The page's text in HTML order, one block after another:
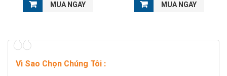
MUA NGAY MUA NGAY
Vì Sao Chọn Chúng Tôi :